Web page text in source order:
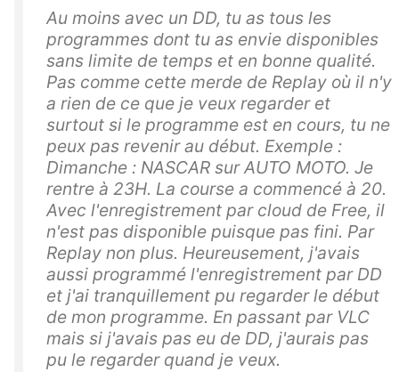
Au moins avec un DD, tu as tous les
programmes dont tu as envie disponibles
sans limite de temps et en bonne qualité.
Pas comme cette merde de Replay où il n'y
a rien de ce que je veux regarder et
surtout si le programme est en cours, tu ne
peux pas revenir au début. Exemple :
Dimanche : NASCAR sur AUTO MOTO. Je
rentre à 23H. La course a commencé à 20.
Avec l'enregistrement par cloud de Free, il
n'est pas disponible puisque pas fini. Par
Replay non plus. Heureusement, j'avais
aussi programmé l'enregistrement par DD
et j'ai tranquillement pu regarder le début
de mon programme. En passant par VLC
mais si j'avais pas eu de DD, j'aurais pas
pu le regarder quand je veux.